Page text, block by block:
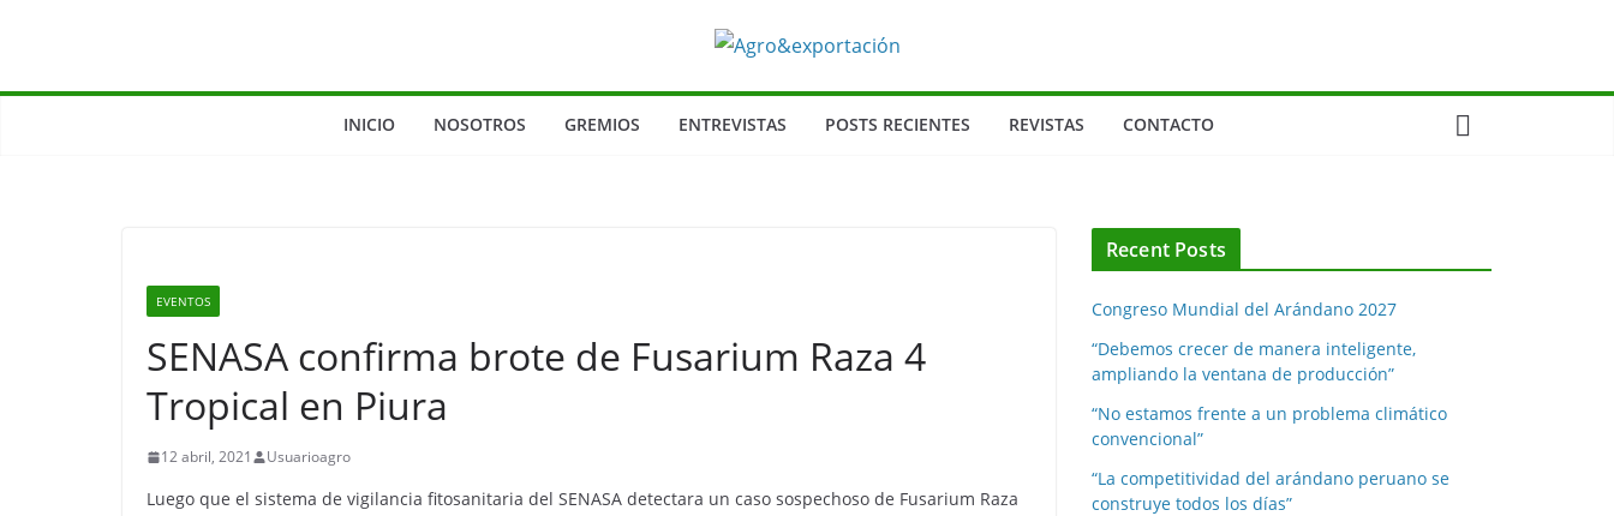
INICIO NOSOTROS GREMIOS ENTREVISTAS POSTS RECIENTES REVISTAS CONTACTO
EVENTOS
SENASA confirma brote de Fusarium Raza 4
Tropical en Piura
12 abril, 2021 Usuarioagro
Luego que el sistema de vigilancia fitosanitaria del SENASA detectara un caso sospechoso de Fusarium Raza
Recent Posts
Congreso Mundial del Arándano 2027
“Debemos crecer de manera inteligente,
ampliando la ventana de producción”
“No estamos frente a un problema climático
convencional”
“La competitividad del arándano peruano se
construye todos los días”